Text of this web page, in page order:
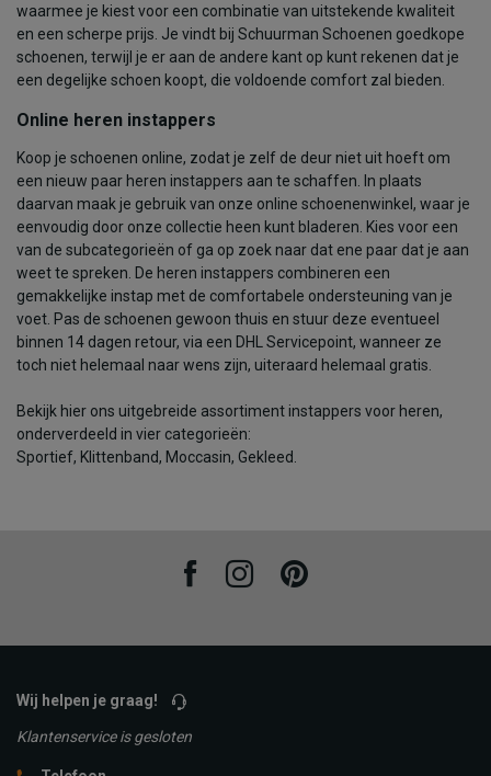
waarmee je kiest voor een combinatie van uitstekende kwaliteit
en een scherpe prijs. Je vindt bij Schuurman Schoenen goedkope
schoenen, terwijl je er aan de andere kant op kunt rekenen dat je
een degelijke schoen koopt, die voldoende comfort zal bieden.
Online heren instappers
Koop je schoenen online, zodat je zelf de deur niet uit hoeft om
een nieuw paar heren instappers aan te schaffen. In plaats
daarvan maak je gebruik van onze online schoenenwinkel, waar je
eenvoudig door onze collectie heen kunt bladeren. Kies voor een
van de subcategorieën of ga op zoek naar dat ene paar dat je aan
weet te spreken. De heren instappers combineren een
gemakkelijke instap met de comfortabele ondersteuning van je
voet. Pas de schoenen gewoon thuis en stuur deze eventueel
binnen 14 dagen retour, via een DHL Servicepoint, wanneer ze
toch niet helemaal naar wens zijn, uiteraard helemaal gratis.
Bekijk hier ons uitgebreide assortiment instappers voor heren,
onderverdeeld in vier categorieën:
Sportief, Klittenband, Moccasin, Gekleed.
FacebookInstagramPinterest
Wij helpen je graag!
Klantenservice is gesloten